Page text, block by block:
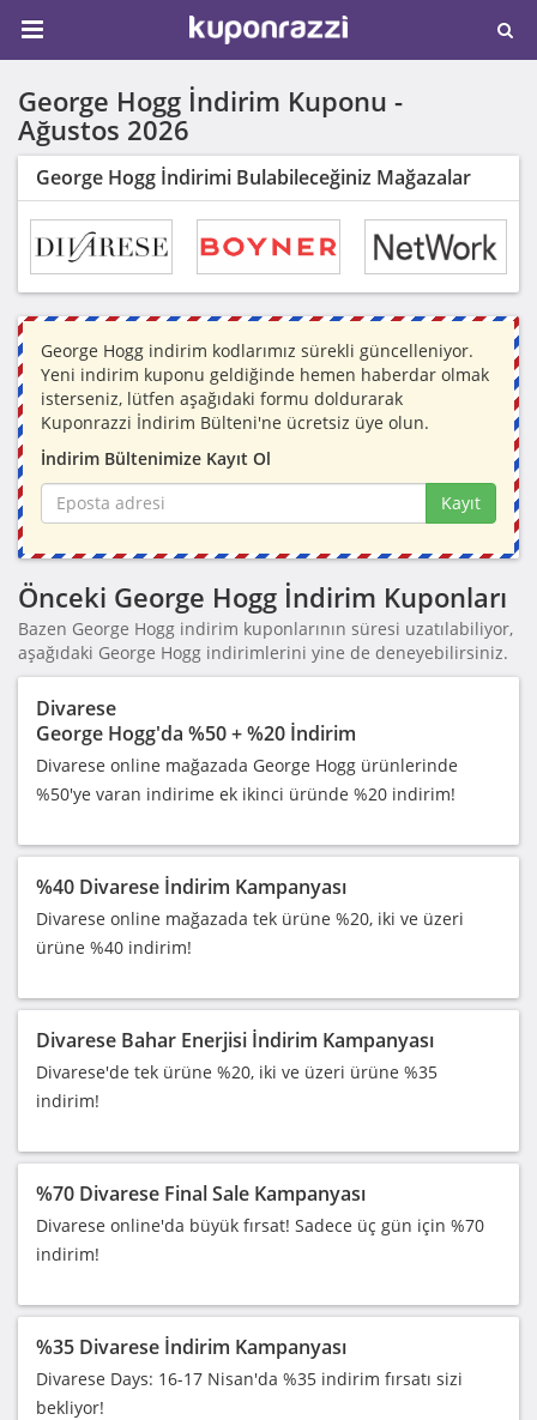
George Hogg İndirim Kuponu -
Ağustos 2026
George Hogg İndirimi Bulabileceğiniz Mağazalar
George Hogg indirim kodlarımız sürekli güncelleniyor.
Yeni indirim kuponu geldiğinde hemen haberdar olmak
isterseniz, lütfen aşağıdaki formu doldurarak
Kuponrazzi İndirim Bülteni'ne ücretsiz üye olun.
İndirim Bültenimize Kayıt Ol
Kayıt
Önceki George Hogg İndirim Kuponları
Bazen George Hogg indirim kuponlarının süresi uzatılabiliyor,
aşağıdaki George Hogg indirimlerini yine de deneyebilirsiniz.
Divarese
George Hogg'da %50 + %20 İndirim
Divarese online mağazada George Hogg ürünlerinde
%50'ye varan indirime ek ikinci üründe %20 indirim!
%40 Divarese İndirim Kampanyası
Divarese online mağazada tek ürüne %20, iki ve üzeri
ürüne %40 indirim!
Divarese Bahar Enerjisi İndirim Kampanyası
Divarese'de tek ürüne %20, iki ve üzeri ürüne %35
indirim!
%70 Divarese Final Sale Kampanyası
Divarese online'da büyük fırsat! Sadece üç gün için %70
indirim!
%35 Divarese İndirim Kampanyası
Divarese Days: 16-17 Nisan'da %35 indirim fırsatı sizi
bekliyor!